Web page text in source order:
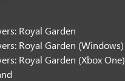
Royal Garden
Royal Garden (Windows)
Royal Garden (Xbox One)